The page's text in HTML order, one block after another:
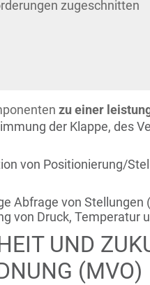
zugeschnitten
zu einer
der Klappe, des
von Positionierung/
Abfrage von
von Druck, Temperatur
UND
(MVO)